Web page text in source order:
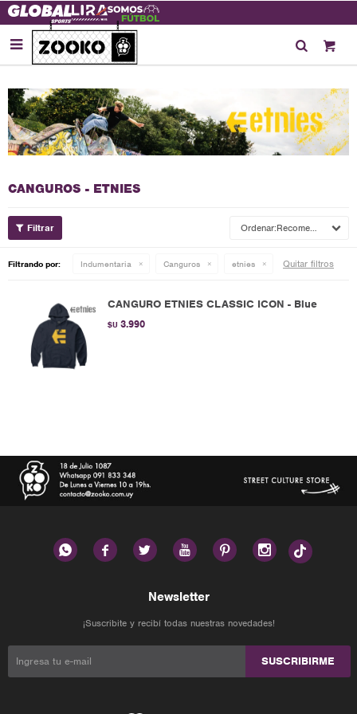

CANGUROS - ETNIES
Recomendados
Filtrando por: Indumentaria Canguros etnies Quitar filtros
CANGURO ETNIES CLASSIC ICON - Blue
$U 3.990
     
Newsletter
¡Suscribite y recibí todas nuestras novedades!
SUSCRIBIRME